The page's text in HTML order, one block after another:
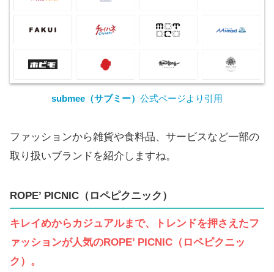
submee（サブミー） 公式ページより引用
ファッションから雑貨や食料品、サービスなど一部の
取り扱いブランドを紹介しますね。
ROPE’ PICNIC （ロペピクニック）
キレイめからカジュアルまで、トレンドを押さえたフ
ァッションが人気のROPE’ PICNIC（ロペピクニッ
ク） 。